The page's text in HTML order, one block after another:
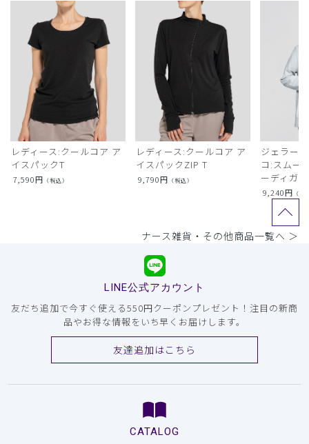
レディース:クールコア ア
イスパックT
7,590円 （税込）
レディース:クールコア ア
イスパックZIP T
9,790円 （税込）
ジェラー
コ:スムー
ーディガン
9,240円 （税
ナース雑貨・その他商品一覧へ ＞
LINE公式アカウント
友だち追加で今すぐ使える550円クーポンプレゼント！注目の新商
品やお得な情報をいち早くお届けします。
友達追加はこちら
CATALOG